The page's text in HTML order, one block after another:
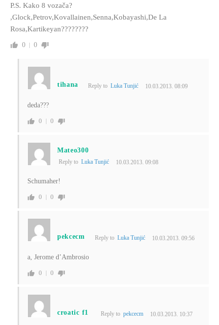
P.S. Kako 8 vozača?
,Glock,Petrov,Kovallainen,Senna,Kobayashi,De La
Rosa,Kartikeyan????????
0 0
tihana Reply toLuka Tunjić 10.03.2013. 08:09
deda???
0 0
Mateo300
Reply to Luka Tunjić 10.03.2013. 09:08
Schumaher!
0 0
pekcecm Reply to Luka Tunjić 10.03.2013. 09:56
a, Jerome d’Ambrosio
0 0
croatic f1 Reply to pekcecm 10.03.2013. 10:37